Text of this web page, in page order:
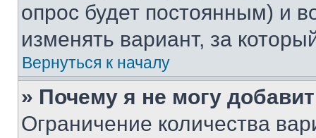
опрос будет постоянным) и
изменять вариант, за
Вернуться к началу
» Почему я не могу
Ограничение количества